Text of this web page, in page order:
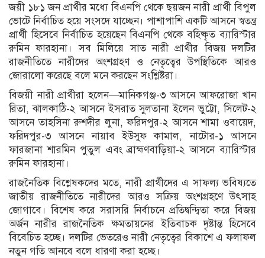
জয়ী ১৮১ জন প্রার্থীর মধ্যে বিএনপি থেকে ছয়জন নারী প্রার্থী বিপুল
ভোটে নির্বাচিত হয়ে সংসদে যাচ্ছেন। পাশাপাশি একটি আসনে স্বতন্ত্র
প্রার্থী হিসেবে নির্বাচিত হয়েছেন বিএনপি থেকে বহিষ্কৃত ব্যারিস্টার
রুমিন ফারহানা। সব মিলিয়ে সাত নারী প্রার্থীর বিজয় দলটির
রাজনীতিতে নারীদের অংশগ্রহণ ও নেতৃত্বের উপস্থিতিকে আরও
জোরালো করেছে বলে মনে করছেন সংশ্লিষ্টরা।
বিজয়ী নারী প্রার্থীরা হলেন—মানিকগঞ্জ-৩ আসনে আফরোজা খান
রিতা, ঝালকাঠি-২ আসনে ইসরাত সুলতানা ইলেন ভুট্টো, সিলেট-২
আসনে তাহসিনা রুশদীর লুনা, ফরিদপুর-২ আসনে শামা ওবায়েদ,
ফরিদপুর-৩ আসনে নায়াব ইউসুফ কামাল, নাটোর-১ আসনে
ফারজানা শারমিন পুতুল এবং ব্রাহ্মণবাড়িয়া-২ আসনে ব্যারিস্টার
রুমিন ফারহানা।
রাজনৈতিক বিশ্লেষকদের মতে, নারী প্রার্থীদের এ সাফল্য ভবিষ্যতে
জাতীয় রাজনীতিতে নারীদের আরও সক্রিয় অংশগ্রহণে উৎসাহ
জোগাবে। বিশেষ করে সরাসরি নির্বাচনে প্রতিদ্বন্দ্বিতা করে বিজয়
অর্জন নারীর রাজনৈতিক ক্ষমতায়নের ইতিবাচক দৃষ্টান্ত হিসেবে
বিবেচিত হচ্ছে। দলটির ভেতরেও নারী নেতৃত্বের বিকাশে এ ফলাফল
নতুন গতি আনবে বলে ধারণা করা হচ্ছে।